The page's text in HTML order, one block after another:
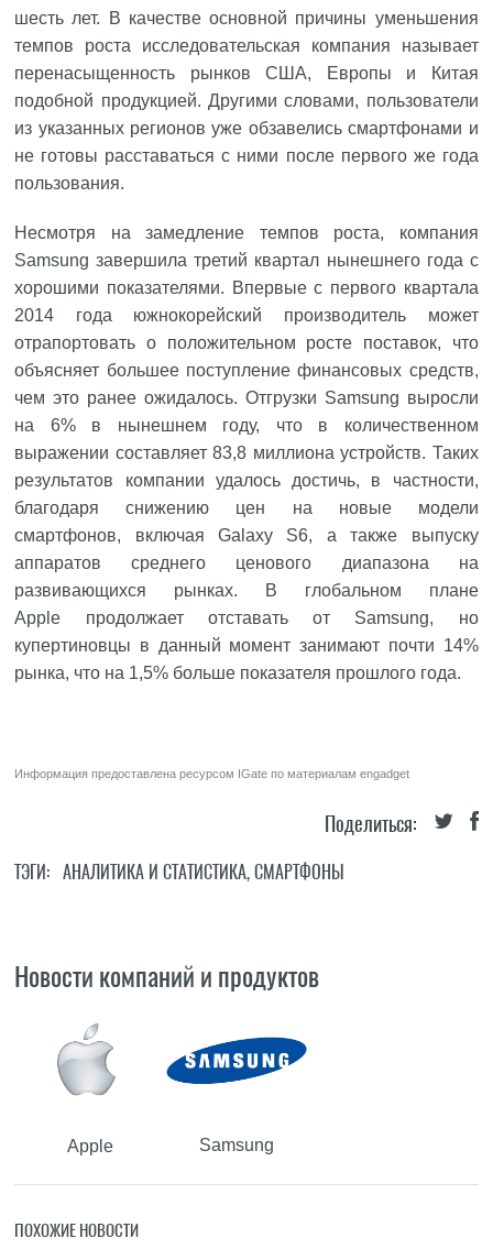
шесть лет. В качестве основной причины уменьшения
темпов роста исследовательская компания называет
перенасыщенность рынков США, Европы и Китая
подобной продукцией. Другими словами, пользователи
из указанных регионов уже обзавелись смартфонами и
не готовы расставаться с ними после первого же года
пользования.
Несмотря на замедление темпов роста, компания
Samsung завершила третий квартал нынешнего года с
хорошими показателями. Впервые с первого квартала
2014 года южнокорейский производитель может
отрапортовать о положительном росте поставок, что
объясняет большее поступление финансовых средств,
чем это ранее ожидалось. Отгрузки Samsung выросли
на 6% в нынешнем году, что в количественном
выражении составляет 83,8 миллиона устройств. Таких
результатов компании удалось достичь, в частности,
благодаря снижению цен на новые модели
смартфонов, включая Galaxy S6, а также выпуску
аппаратов среднего ценового диапазона на
развивающихся рынках. В глобальном плане
Apple продолжает отставать от Samsung, но
купертиновцы в данный момент занимают почти 14%
рынка, что на 1,5% больше показателя прошлого года.
Информация предоставлена ресурсом IGate по материаламengadget
Поделиться:
ТЭГИ: АНАЛИТИКА И СТАТИСТИКА,СМАРТФОНЫ
Новости компаний и продуктов
Apple Samsung
ПОХОЖИЕ НОВОСТИ